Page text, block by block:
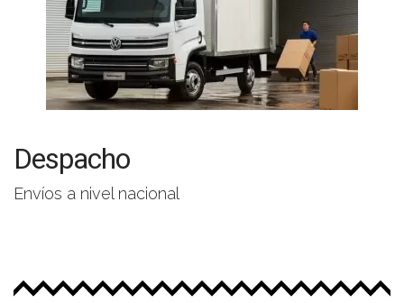
Despacho
Envíos a nivel nacional